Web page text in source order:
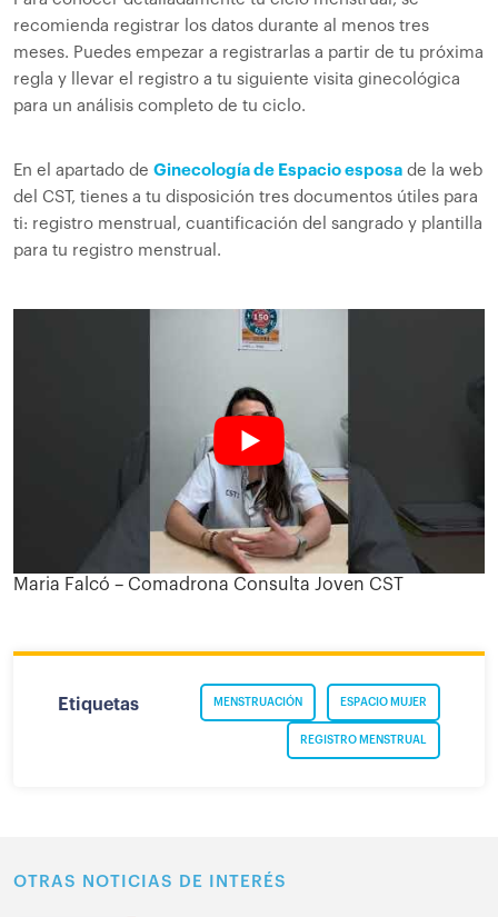
recomienda registrar los datos durante al menos tres
meses. Puedes empezar a registrarlas a partir de tu próxima
regla y llevar el registro a tu siguiente visita ginecológica
para un análisis completo de tu ciclo.
En el apartado de Ginecología de Espacio esposa de la web
del CST, tienes a tu disposición tres documentos útiles para
ti: registro menstrual, cuantificación del sangrado y plantilla
para tu registro menstrual.
Maria Falcó – Comadrona Consulta Joven CST
Etiquetas ESPACIO MUJER
MENSTRUACIÓN
REGISTRO MENSTRUAL
OTRAS NOTICIAS DE INTERÉS